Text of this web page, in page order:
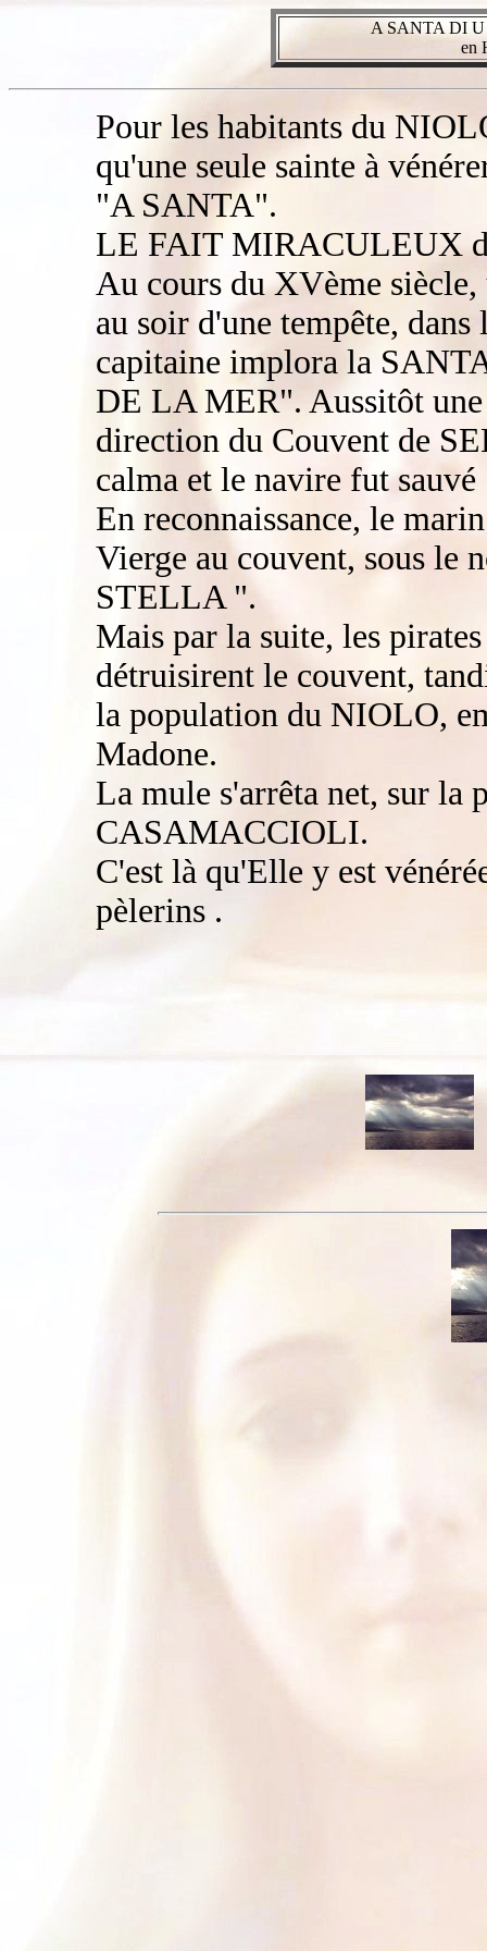
A SANTA DI
en
Pour les habitants du
qu'une seule sainte à
"A SANTA".
LE FAIT MIRACULEUX
Au cours du XVème
au soir d'une tempête,
capitaine implora la
DE LA MER". Aussitôt
direction du Couvent de
calma et le navire fut sauvé
En reconnaissance, le
Vierge au couvent, sous
STELLA ".
Mais par la suite, les
détruisirent le couvent,
la population du NIOLO,
Madone.
La mule s'arrêta net, sur la
CASAMACCIOLI.
C'est là qu'Elle y est
pèlerins .